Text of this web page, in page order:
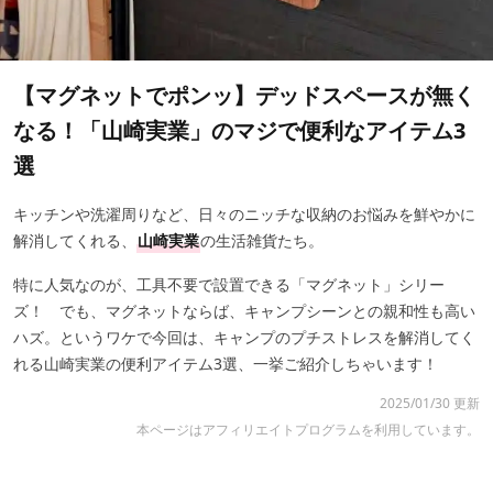
【マグネットでポンッ】デッドスペースが無く
なる！「山崎実業」のマジで便利なアイテム3
選
キッチンや洗濯周りなど、日々のニッチな収納のお悩みを鮮やかに
解消してくれる、 山崎実業の生活雑貨たち。
特に人気なのが、工具不要で設置できる「マグネット」シリー
ズ！ でも、マグネットならば、キャンプシーンとの親和性も高い
ハズ。というワケで今回は、キャンプのプチストレスを解消してく
れる山崎実業の便利アイテム3選、一挙ご紹介しちゃいます！
2025/01/30 更新
本ページはアフィリエイトプログラムを利用しています。